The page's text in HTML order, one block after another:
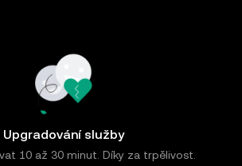
Upgradování služby
10 až 30 minut. Díky za trpělivost.